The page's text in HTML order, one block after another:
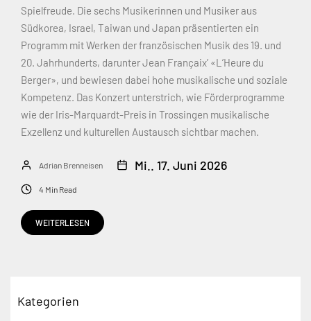
Spielfreude. Die sechs Musikerinnen und Musiker aus
Südkorea, Israel, Taiwan und Japan präsentierten ein
Programm mit Werken der französischen Musik des 19. und
20. Jahrhunderts, darunter Jean Françaix’ «L’Heure du
Berger», und bewiesen dabei hohe musikalische und soziale
Kompetenz. Das Konzert unterstrich, wie Förderprogramme
wie der Iris-Marquardt-Preis in Trossingen musikalische
Exzellenz und kulturellen Austausch sichtbar machen.
Adrian Brenneisen Mi.. 17. Juni 2026
4 Min Read
WEITERLESEN
Kategorien